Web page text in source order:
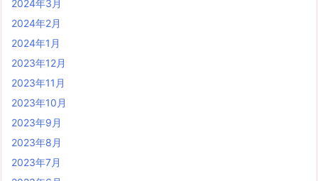
2024年3月
2024年2月
2024年1月
2023年12月
2023年11月
2023年10月
2023年9月
2023年8月
2023年7月